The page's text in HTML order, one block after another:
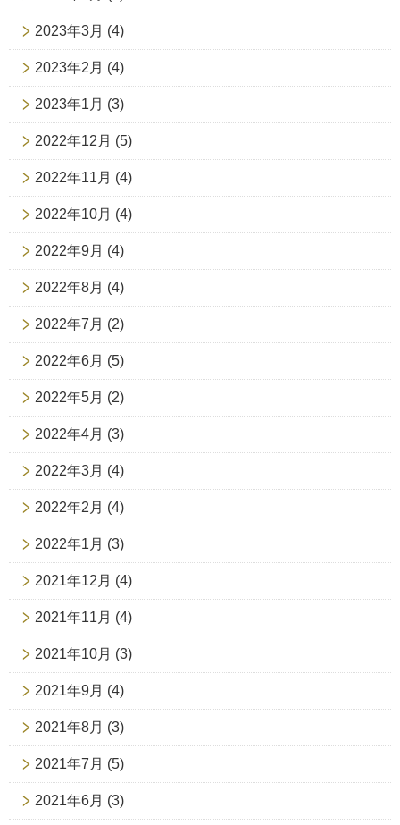
2023年3月 (4)
2023年2月 (4)
2023年1月 (3)
2022年12月 (5)
2022年11月 (4)
2022年10月 (4)
2022年9月 (4)
2022年8月 (4)
2022年7月 (2)
2022年6月 (5)
2022年5月 (2)
2022年4月 (3)
2022年3月 (4)
2022年2月 (4)
2022年1月 (3)
2021年12月 (4)
2021年11月 (4)
2021年10月 (3)
2021年9月 (4)
2021年8月 (3)
2021年7月 (5)
2021年6月 (3)